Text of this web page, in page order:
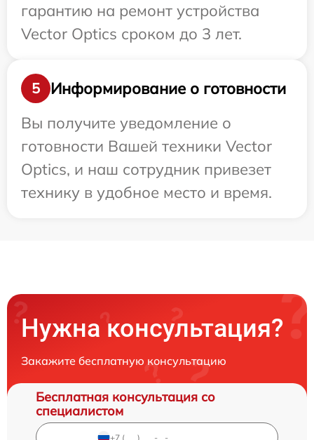
гарантию на ремонт устройства
Vector Optics сроком до 3 лет.
5
Информирование о готовности
Вы получите уведомление о
готовности Вашей техники Vector
Optics, и наш сотрудник привезет
технику в удобное место и время.
Нужна консультация?
Закажите бесплатную консультацию
Бесплатная консультация со
специалистом